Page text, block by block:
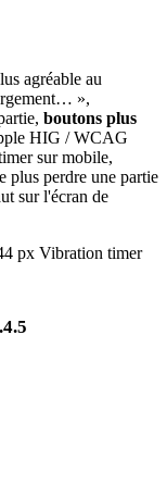
agréable au
»,
boutons plus
HIG / WCAG
sur mobile,
plus perdre une partie
sur l'écran de
px Vibration timer